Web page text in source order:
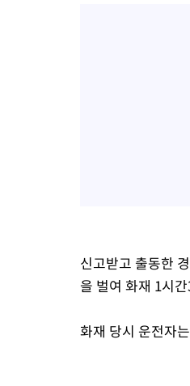
신고받고 출동한
을 벌여 화재 1시
화재 당시 운전자